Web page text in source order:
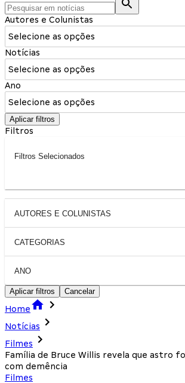
Autores e Colunistas
Selecione as opções
Notícias
Selecione as opções
Ano
Selecione as opções
Aplicar filtros
Filtros
Filtros Selecionados
AUTORES E COLUNISTAS
CATEGORIAS
ANO
Aplicar filtros Cancelar
Home
Notícias
Filmes
Família de Bruce Willis revela que astro
com demência
Filmes